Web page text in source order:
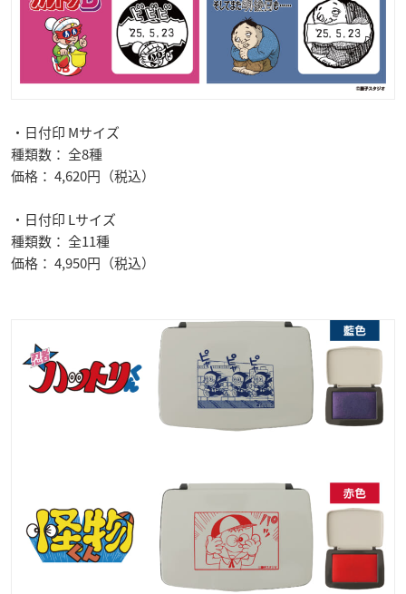
・日付印 Mサイズ
種類数： 全8種
価格： 4,620円（税込）
・日付印 Lサイズ
種類数： 全11種
価格： 4,950円（税込）